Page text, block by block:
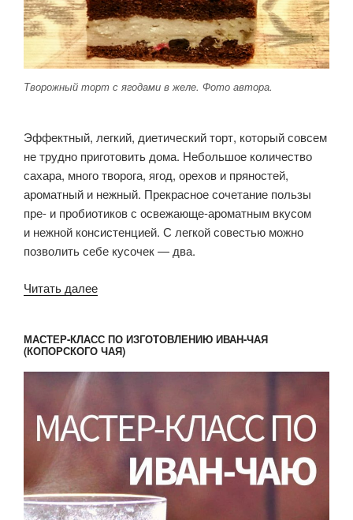
Творожный торт с ягодами в желе. Фото автора.
Эффектный, легкий, диетический торт, который совсем
не трудно приготовить дома. Небольшое количество
сахара, много творога, ягод, орехов и пряностей,
ароматный и нежный. Прекрасное сочетание пользы
пре- и пробиотиков с освежающе-ароматным вкусом
и нежной консистенцией. С легкой совестью можно
позволить себе кусочек — два.
Читать далее«Творожный
МАСТЕР-КЛАСС ПО ИЗГОТОВЛЕНИЮ ИВАН-ЧАЯ
(КОПОРСКОГО ЧАЯ)